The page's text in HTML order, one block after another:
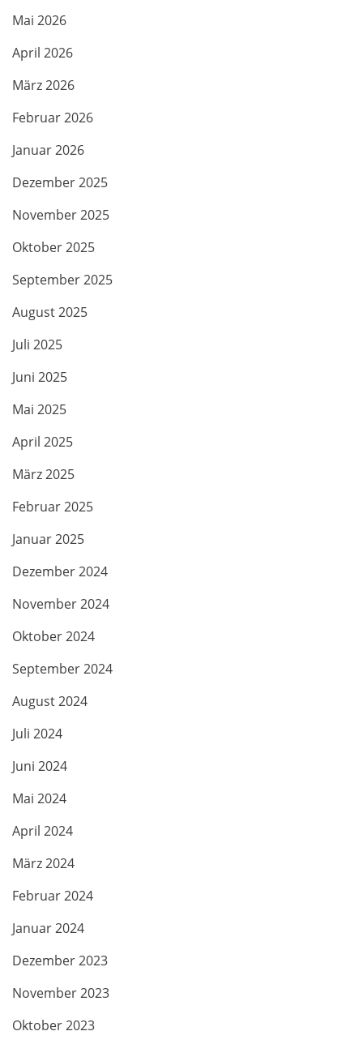
Mai 2026
April 2026
März 2026
Februar 2026
Januar 2026
Dezember 2025
November 2025
Oktober 2025
September 2025
August 2025
Juli 2025
Juni 2025
Mai 2025
April 2025
März 2025
Februar 2025
Januar 2025
Dezember 2024
November 2024
Oktober 2024
September 2024
August 2024
Juli 2024
Juni 2024
Mai 2024
April 2024
März 2024
Februar 2024
Januar 2024
Dezember 2023
November 2023
Oktober 2023